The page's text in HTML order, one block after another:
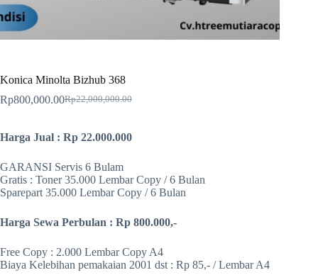
Konica Minolta Bizhub 368
Rp22,000,000.00
Harga
Rp22,000,000.00.
Rp800,000.00Harga
adalah:
Harga Jual : Rp 22.000.000
GARANSI Servis 6 Bulam
Gratis : Toner 35.000 Lembar Copy / 6 Bulan
Sparepart 35.000 Lembar Copy / 6 Bulan
Harga Sewa Perbulan : Rp 800.000,-
Free Copy : 2.000 Lembar Copy A4
Biaya Kelebihan pemakaian 2001 dst : Rp 85,- / Lembar A4